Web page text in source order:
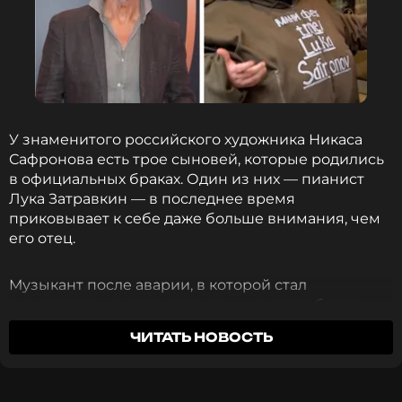
снова стала подтянутой ланью», — отмечает
звезда фигурного катания.
Фото: Михаил Терещенко/ТАСС
Читайте нас в Одноклассниках,
чтобы оставаться в курсе событий
ПОДПИСАТЬСЯ
ССЫЛКА
отдыха с избранником на Мальдивах.
Возлюбленные нежно обнимались и целовались
на берегу океана.
Фото: Дмитрий Феоктистов/ТАСС
Смотрите нас в Likee, чтобы
оставаться в курсе событий
ПОДПИСАТЬСЯ
ССЫЛКА
У знаменитого российского художника Никаса
Сафронова есть трое сыновей, которые родились
в официальных браках. Один из них — пианист
Лука Затравкин — в последнее время
приковывает к себе даже больше внимания, чем
его отец.
Музыкант после аварии, в которой стал
виновником смерти женщины, начал набирать
вес на фоне депрессии. В итоге процесс стал
неконтролируемым, и вес Луки вырос почти до
ЧИТАТЬ НОВОСТЬ